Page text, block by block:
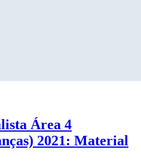
Área 4
2021: Material